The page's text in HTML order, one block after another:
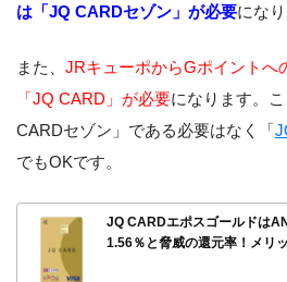
は「JQ CARDセゾン」が必要になり
また、 JRキューポからGポイントへ
「JQ CARD」が必要になります。
CARDセゾン」である必要はなく「
でもOKです。
JQ CARDエポスゴールドは
1.56％と脅威の還元率！メリ